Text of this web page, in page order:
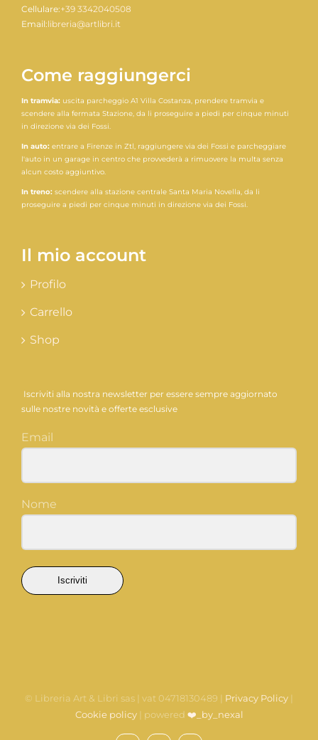
Cellulare:+39 3342040508
Email:libreria@artlibri.it
Come raggiungerci
In tramvia: uscita parcheggio A1 Villa Costanza, prendere tramvia e
scendere alla fermata Stazione, da li proseguire a piedi per cinque minuti
in direzione via dei Fossi.
In auto: entrare a Firenze in Ztl, raggiungere via dei Fossi e parcheggiare
l'auto in un garage in centro che provvederà a rimuovere la multa senza
alcun costo aggiuntivo.
In treno: scendere alla stazione centrale Santa Maria Novella, da li
proseguire a piedi per cinque minuti in direzione via dei Fossi.
Il mio account
Profilo
Carrello
Shop
Iscriviti alla nostra newsletter per essere sempre aggiornato
sulle nostre novità e offerte esclusive
Email
Nome
Iscriviti
© Libreria Art & Libri sas | vat 04718130489 | Privacy Policy |
Cookie policy| powered ❤️_by_nexal